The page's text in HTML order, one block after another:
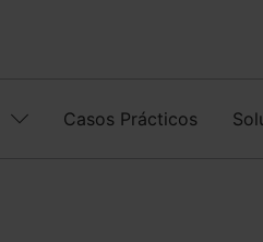
Casos Prácticos